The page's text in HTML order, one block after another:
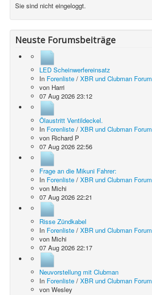
Sie sind nicht eingeloggt.
Neuste Forumsbeiträge
LED Scheinwerfereinsatz
In Forenliste / XBR und Clubman Forum
von Harri
07 Aug 2026 23:12
Ölaustritt Ventildeckel.
In Forenliste / XBR und Clubman Forum
von Richard P
07 Aug 2026 22:56
Frage an die Mikuni Fahrer:
In Forenliste / XBR und Clubman Forum
von Michi
07 Aug 2026 22:21
Risse Zündkabel
In Forenliste / XBR und Clubman Forum
von Michi
07 Aug 2026 22:17
Neuvorstellung mit Clubman
In Forenliste / XBR und Clubman Forum
von Wesley